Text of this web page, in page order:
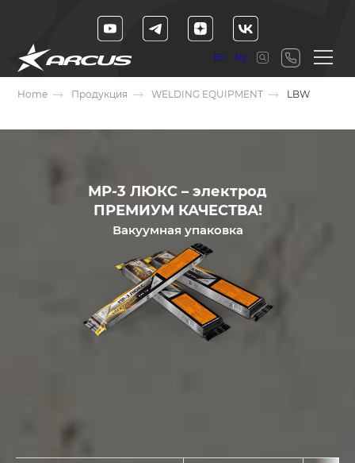
En Ру
Home Продукция WELDING EQUIPMENT LBW
МР-3 ЛЮКС – электрод
ПРЕМИУМ КАЧЕСТВА!
Вакуумная упаковка